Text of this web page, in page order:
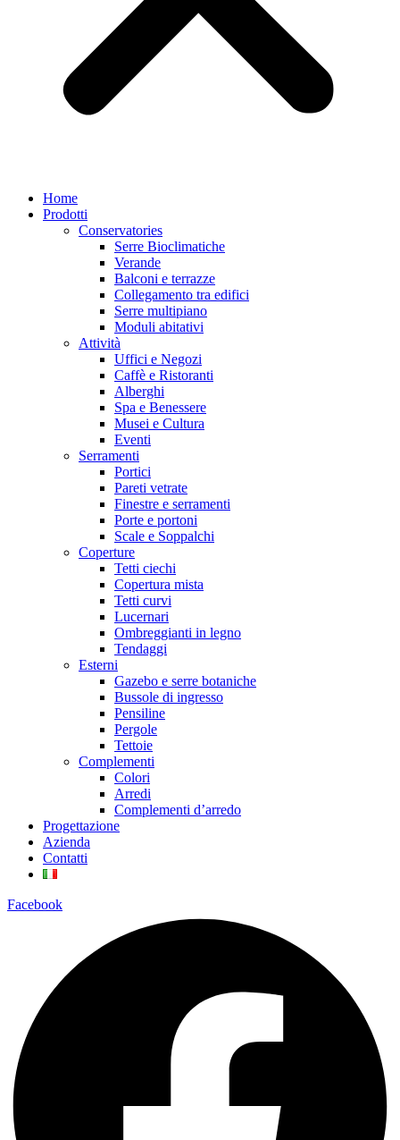
Home
Prodotti
Conservatories
Serre Bioclimatiche
Verande
Balconi e terrazze
Collegamento tra edifici
Serre multipiano
Moduli abitativi
Attività
Uffici e Negozi
Caffè e Ristoranti
Alberghi
Spa e Benessere
Musei e Cultura
Eventi
Serramenti
Portici
Pareti vetrate
Finestre e serramenti
Porte e portoni
Scale e Soppalchi
Coperture
Tetti ciechi
Copertura mista
Tetti curvi
Lucernari
Ombreggianti in legno
Tendaggi
Esterni
Gazebo e serre botaniche
Bussole di ingresso
Pensiline
Pergole
Tettoie
Complementi
Colori
Arredi
Complementi d’arredo
Progettazione
Azienda
Contatti
Facebook